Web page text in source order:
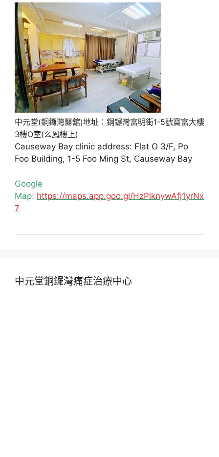
中元堂(銅鑼灣醫舘)地址：銅鑼灣富明街1-5號寶富大樓
3樓O室(么鳳樓上)
Causeway Bay clinic address: Flat O 3/F, Po
Foo Building, 1-5 Foo Ming St, Causeway Bay
Google
Map: https://maps.app.goo.gl/HzPiknywAfj1yrNx
7
中元堂銅鑼灣痛症治療中心